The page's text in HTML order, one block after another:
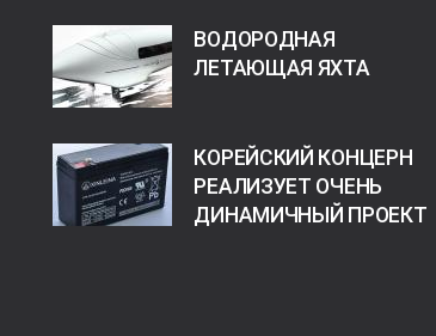
ВОДОРОДНАЯ
ЛЕТАЮЩАЯ ЯХТА
КОРЕЙСКИЙ КОНЦЕРН
РЕАЛИЗУЕТ ОЧЕНЬ
ДИНАМИЧНЫЙ ПРОЕКТ